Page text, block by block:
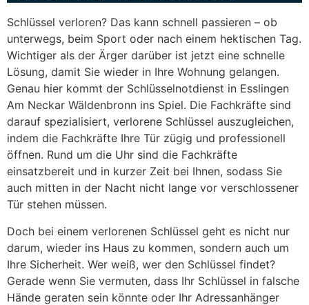
Schlüssel verloren? Das kann schnell passieren – ob
unterwegs, beim Sport oder nach einem hektischen Tag.
Wichtiger als der Ärger darüber ist jetzt eine schnelle
Lösung, damit Sie wieder in Ihre Wohnung gelangen.
Genau hier kommt der Schlüsselnotdienst in Esslingen
Am Neckar Wäldenbronn ins Spiel. Die Fachkräfte sind
darauf spezialisiert, verlorene Schlüssel auszugleichen,
indem die Fachkräfte Ihre Tür zügig und professionell
öffnen. Rund um die Uhr sind die Fachkräfte
einsatzbereit und in kurzer Zeit bei Ihnen, sodass Sie
auch mitten in der Nacht nicht lange vor verschlossener
Tür stehen müssen.
Doch bei einem verlorenen Schlüssel geht es nicht nur
darum, wieder ins Haus zu kommen, sondern auch um
Ihre Sicherheit. Wer weiß, wer den Schlüssel findet?
Gerade wenn Sie vermuten, dass Ihr Schlüssel in falsche
Hände geraten sein könnte oder Ihr Adressanhänger